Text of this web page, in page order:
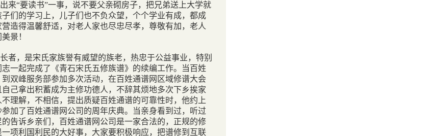
来“要读书”一事，说不要父亲砌房子，把兄弟送上大学就
们的学习上，儿子们也不负众望，个个学业有成，都成
造得温馨舒适，对老人家也尽忠尽孝，尊敬有加，老人
景！
者，是宋氏家族誉有威望的族老，热忠于公益事业，特别
一起完成了《青石宋氏五修族谱》的续编工作。当百姓
双峰服务部参加多次活动，在百姓通谱网区域修谱大会
己拿出积蓄成为主修功德人，不辞其烦地多次下乡挨家
理解，不相信，提出质疑百姓通谱的可靠性时，他约上
加了百姓通谱网公司的周年庆典。当亲身看到过，听过
告诉乡亲们，百姓通谱网公司是一家合法的，正规的修
项利国利民的大好事，大家要积极响应，把谱修到互联